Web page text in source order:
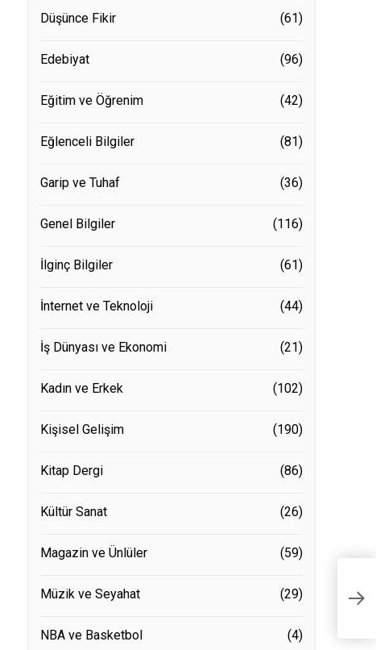
Düşünce Fikir (61)
Edebiyat (96)
Eğitim ve Öğrenim (42)
Eğlenceli Bilgiler (81)
Garip ve Tuhaf (36)
Genel Bilgiler (116)
İlginç Bilgiler (61)
İnternet ve Teknoloji (44)
İş Dünyası ve Ekonomi (21)
Kadın ve Erkek (102)
Kişisel Gelişim (190)
Kitap Dergi (86)
Kültür Sanat (26)
Magazin ve Ünlüler (59)
Müzik ve Seyahat (29)
NBA ve Basketbol (4)